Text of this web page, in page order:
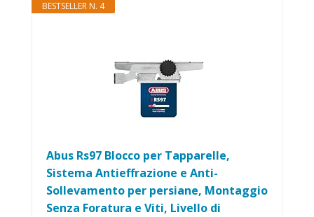
BESTSELLER N. 4
Abus Rs97 Blocco per Tapparelle,
Sistema Antieffrazione e Anti-
Sollevamento per persiane, Montaggio
Senza Foratura e Viti, Livello di